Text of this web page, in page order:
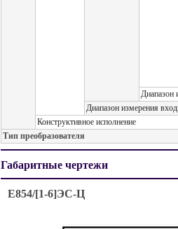
Диапазон
Диапазон измерения
Конструктивное исполнение
Тип преобразователя
Габаритные чертежи
Е854/[1-6]ЭС-Ц